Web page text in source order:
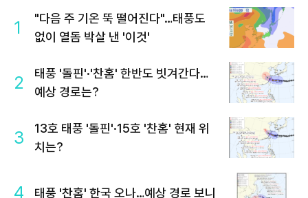
1
"다음 주 기온 뚝 떨어진다"…태풍도
없이 열돔 박살 낸 '이것'
2
태풍 '돌핀'·'찬홈' 한반도 빗겨간다…
예상 경로는?
3
13호 태풍 '돌핀'·15호 '찬홈' 현재 위
치는?
4 태풍 '찬홈' 한국 오나…예상 경로 보니